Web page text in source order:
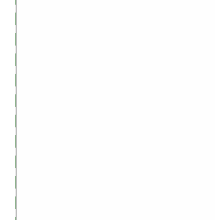
Бигль, Питер
Бир, Грег
Бирюков, Александр
Бишоф, Дэвид
Блох, Роберт
Блэйлок, Джеймс
Бова, Бен
Богачев, Денис
Бойков, Владимир
Васильевич